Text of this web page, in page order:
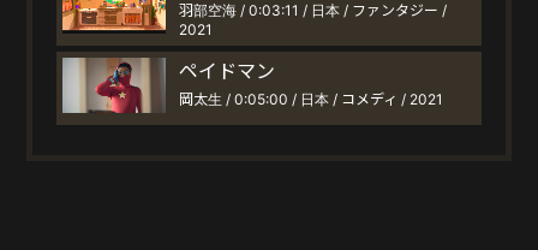
羽部空海 / 0:03:11 / 日本 / ファンタジー /
2021
ペイドマン
岡太生 / 0:05:00 / 日本 / コメディ / 2021